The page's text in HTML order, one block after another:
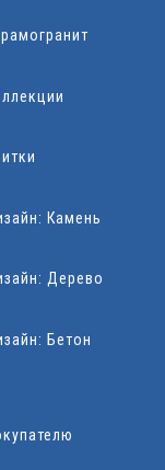
Камень
Дерево
Бетон